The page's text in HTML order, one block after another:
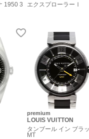
1950 3
エクスプローラーⅠ
premium
LOUIS VUITTON
タンブール イン ブラ
MT